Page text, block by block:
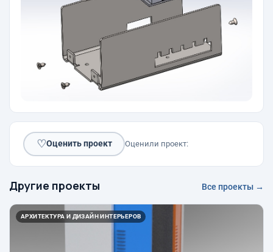
♡Оценить проект Оценили проект:
Другие проекты Все проекты →
АРХИТЕКТУРА И ДИЗАЙН ИНТЕРЬЕРОВ